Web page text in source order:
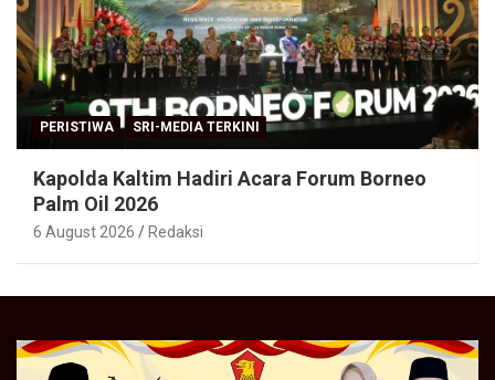
PERISTIWA SRI-MEDIA TERKINI
Kapolda Kaltim Hadiri Acara Forum Borneo
Palm Oil 2026
6 August 2026 Redaksi